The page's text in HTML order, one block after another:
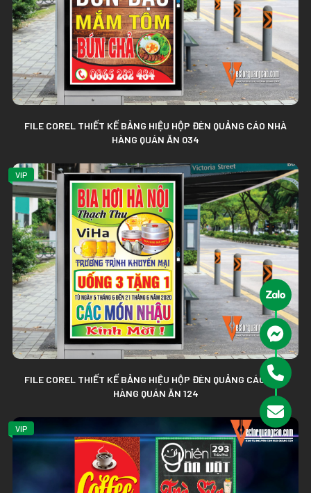
FILE COREL THIẾT KẾ BẢNG HIỆU HỘP ĐÈN QUẢNG CÁO NHÀ
HÀNG QUÁN ĂN 034
VIP
FILE COREL THIẾT KẾ BẢNG HIỆU HỘP ĐÈN QUẢNG CÁO NHÀ
HÀNG QUÁN ĂN 124
VIP